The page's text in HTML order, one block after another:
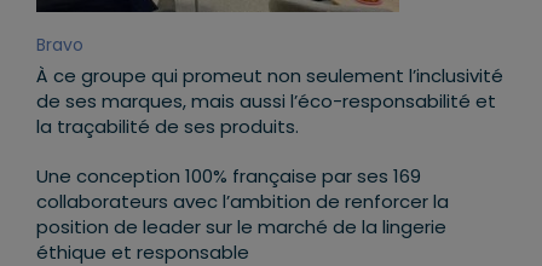
Bravo
À ce groupe qui promeut non seulement l’inclusivité
de ses marques, mais aussi l’éco-responsabilité et
la traçabilité de ses produits.
Une conception 100% française par ses 169
collaborateurs avec l’ambition de renforcer la
position de leader sur le marché de la lingerie
éthique et responsable